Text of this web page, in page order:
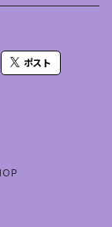
ポスト